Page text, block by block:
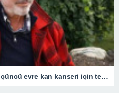
Jurassic Park yıldızı Neill, üçüncü evre kan kanseri için tedavi gördüğünü açıkladı